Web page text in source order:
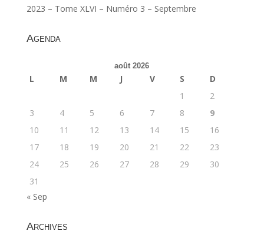
2023 – Tome XLVI – Numéro 3 – Septembre
Agenda
août 2026
L M M J V S
D
1
2
3
4 5 6 7 8
9
10
11 12 13 14 15
16
17
18 19 20 21 22
23
24
25 26 27 28 29
30
31
« Sep
Archives